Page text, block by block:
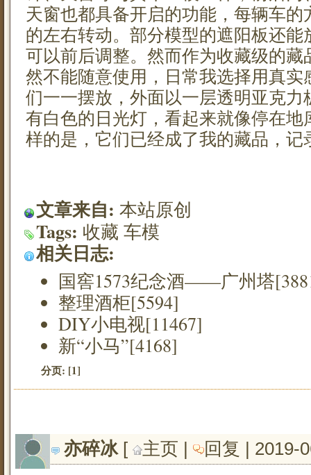
天窗也都具备开启的功能，每辆车
的左右转动。部分模型的遮阳板还
可以前后调整。然而作为收藏级的
然不能随意使用，日常我选择用真
们一一摆放，外面以一层透明亚克
有白色的日光灯，看起来就像停在
样的是，它们已经成了我的藏品，记
文章来自: 本站原创
Tags: 收藏 车模
相关日志:
国窖1573纪念酒——广州塔
整理酒柜[5594]
DIY小电视[11467]
新“小马”[4168]
分页: [1]
亦碎冰[ 主页 | 回复 | 2019-